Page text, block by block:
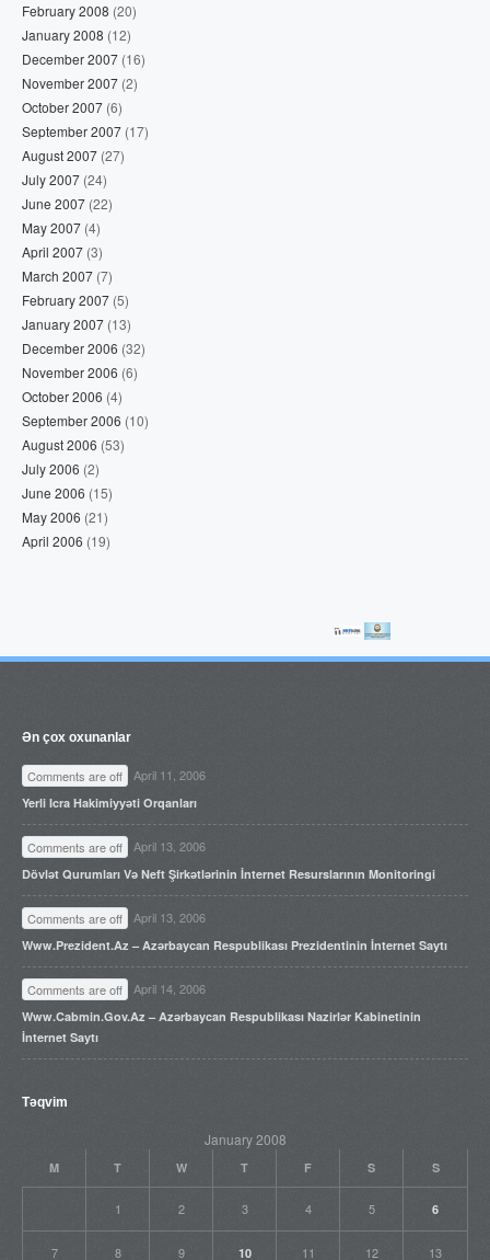
February 2008 (20)
January 2008 (12)
December 2007 (16)
November 2007 (2)
October 2007 (6)
September 2007 (17)
August 2007 (27)
July 2007 (24)
June 2007 (22)
May 2007 (4)
April 2007 (3)
March 2007 (7)
February 2007 (5)
January 2007 (13)
December 2006 (32)
November 2006 (6)
October 2006 (4)
September 2006 (10)
August 2006 (53)
July 2006 (2)
June 2006 (15)
May 2006 (21)
April 2006 (19)
Ən çox oxunanlar
Comments are off April 11, 2006
Yerli Icra Hakimiyyəti Orqanları
Comments are off April 13, 2006
Dövlət Qurumları Və Neft Şirkətlərinin İnternet Resurslarının Monitoringi
Comments are off April 13, 2006
Www.prezident.az – Azərbaycan Respublikası Prezidentinin İnternet Saytı
Comments are off April 14, 2006
Www.cabmin.gov.az – Azərbaycan Respublikası Nazirlər Kabinetinin
İnternet Saytı
Təqvim
January 2008
M T W T F S S
1 2 3 4 5 6
7 8 9 10 11 12 13